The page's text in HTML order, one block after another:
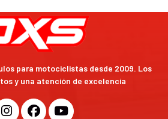
para motociclistas desde 2009. Los
y una atención de excelencia